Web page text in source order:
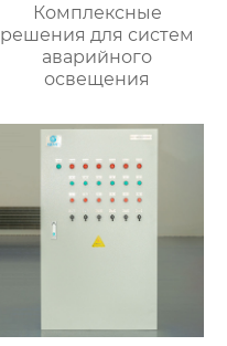
Комплексные
решения для систем
аварийного
освещения